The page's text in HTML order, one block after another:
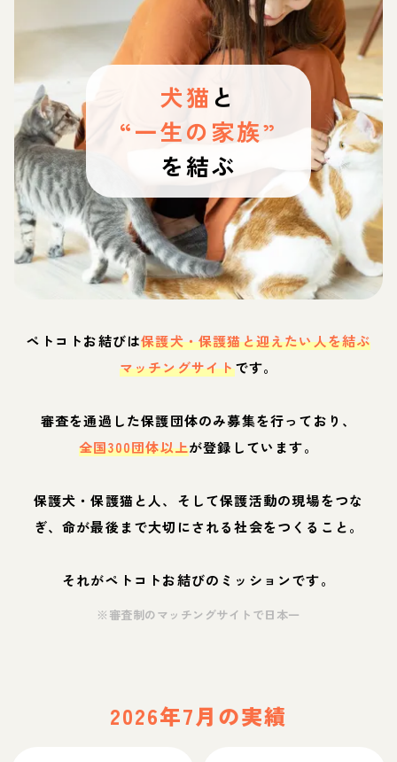
犬猫 と
“一生の家族”
を結ぶ
ペトコトお結びは保護犬・保護猫と迎えたい人を結ぶ
マッチングサイトです。
審査を通過した保護団体のみ募集を行っており、
全国300団体以上が登録しています。
保護犬・保護猫と人、そして保護活動の現場をつな
ぎ、命が最後まで大切にされる社会をつくること。
それがペトコトお結びのミッションです。
※審査制のマッチングサイトで日本一
2026年7月の実績